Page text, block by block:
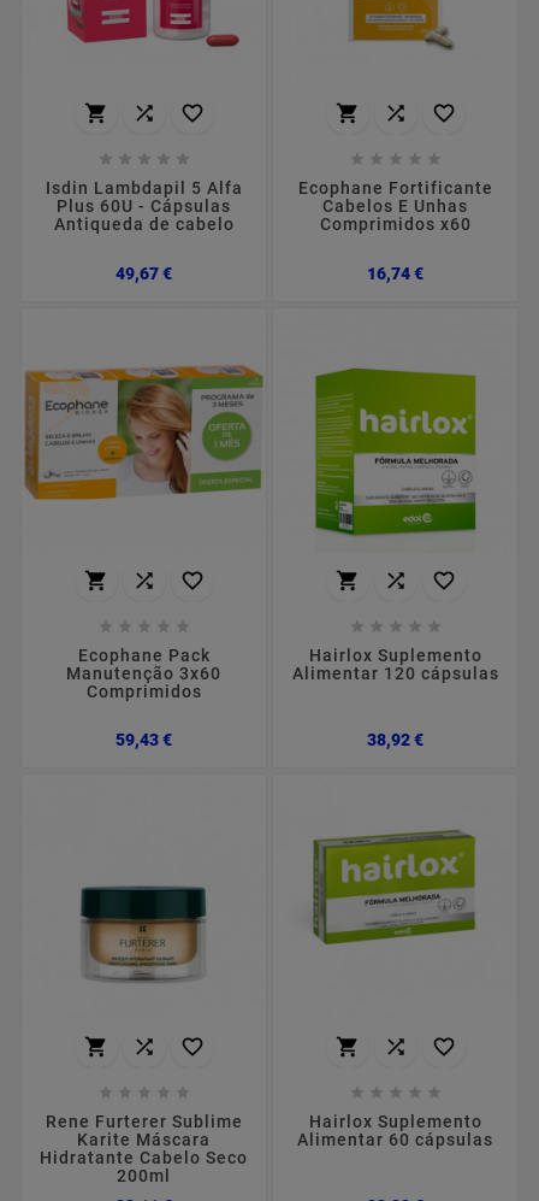
  
    
Isdin Lambdapil 5 Alfa
Plus 60U - Cápsulas
Antiqueda de cabelo
49,67 €Preço
  
    
Ecophane Fortificante
Cabelos E Unhas
Comprimidos x60
16,74 €Preço
  
    
Ecophane Pack
Manutenção 3x60
Comprimidos
59,43 €Preço
  
    
Hairlox Suplemento
Alimentar 120 cápsulas
38,92 €Preço
  
    
Rene Furterer Sublime
Karite Máscara
Hidratante Cabelo Seco
200ml
  
    
Hairlox Suplemento
Alimentar 60 cápsulas